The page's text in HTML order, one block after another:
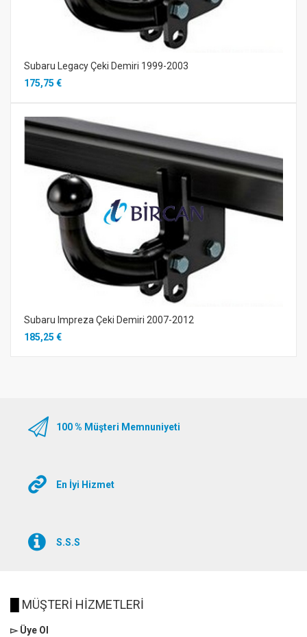
Subaru Legacy Çeki Demiri 1999-2003
175,75 €
Subaru Impreza Çeki Demiri 2007-2012
185,25 €
100 % Müşteri Memnuniyeti
En İyi Hizmet
S.S.S
MÜŞTERİ HİZMETLERİ
▻ Üye Ol